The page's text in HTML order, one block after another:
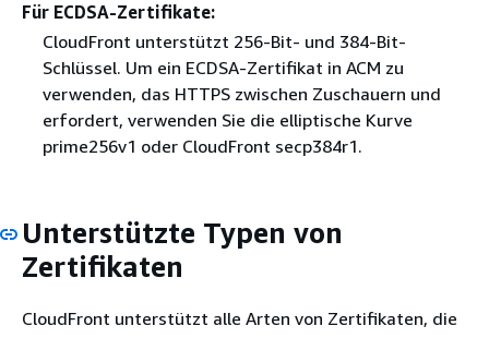
Für ECDSA-Zertifikate:
CloudFront unterstützt 256-Bit- und 384-Bit-
Schlüssel. Um ein ECDSA-Zertifikat in ACM zu
verwenden, das HTTPS zwischen Zuschauern und
erfordert, verwenden Sie die elliptische Kurve
prime256v1 oder CloudFront secp384r1.
Unterstützte Typen von
Zertifikaten
CloudFront unterstützt alle Arten von Zertifikaten, die